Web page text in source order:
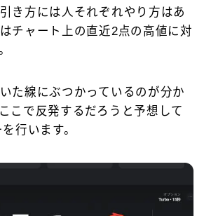
き方には人それぞれやり方はあ
チャート上の直近2点の高値に対
た線にぶつかっているのが分か
こで反発するだろうと予想して
行います。